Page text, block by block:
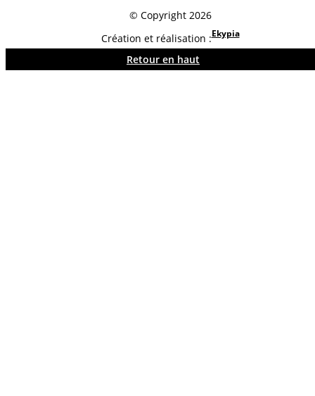
© Copyright 2026
Création et réalisation :Ekypia
Retour en haut